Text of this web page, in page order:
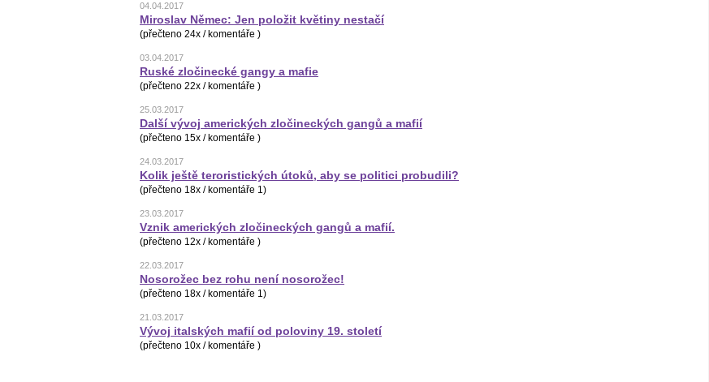
04.04.2017
Miroslav Němec: Jen položit květiny nestačí
(přečteno 24x / komentáře )
03.04.2017
Ruské zločinecké gangy a mafie
(přečteno 22x / komentáře )
25.03.2017
Další vývoj amerických zločineckých gangů a mafií
(přečteno 15x / komentáře )
24.03.2017
Kolik ještě teroristických útoků, aby se politici probudili?
(přečteno 18x / komentáře 1)
23.03.2017
Vznik amerických zločineckých gangů a mafií.
(přečteno 12x / komentáře )
22.03.2017
Nosorožec bez rohu není nosorožec!
(přečteno 18x / komentáře 1)
21.03.2017
Vývoj italských mafií od poloviny 19. století
(přečteno 10x / komentáře )